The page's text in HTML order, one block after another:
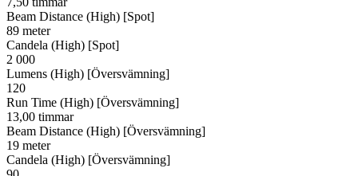
Beam Distance (High) [Spot]
89 meter
Candela (High) [Spot]
2 000
Lumens (High) [Översvämning]
120
Run Time (High) [Översvämning]
13,00 timmar
Beam Distance (High) [Översvämning]
19 meter
Candela (High) [Översvämning]